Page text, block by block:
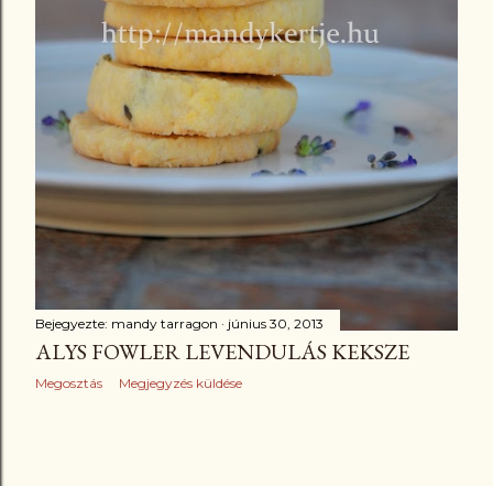
k
Bejegyezte: mandy tarragon június 30, 2013
ALYS FOWLER LEVENDULÁS KEKSZE
Megosztás Megjegyzés küldése